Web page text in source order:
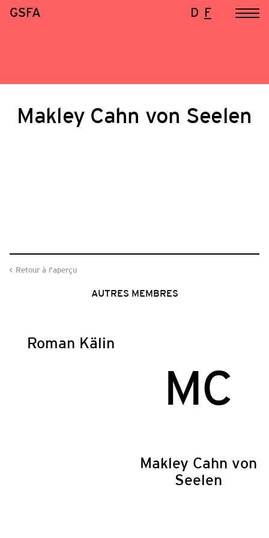
GSFA D F
Makley Cahn von Seelen
Retour à l'aperçu
AUTRES MEMBRES
Roman Kälin
MC
Makley Cahn von
Seelen